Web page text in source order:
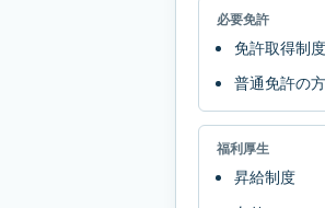
必要免許
免許取得制
普通免許の
福利厚生
昇給制度